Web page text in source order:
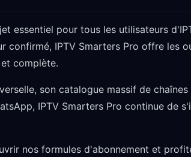
essentiel pour tous les utilisateurs
confirmé, IPTV Smarters Pro offre les
complète.
son catalogue massif de
IPTV Smarters Pro continue de
nos formules d'abonnement et